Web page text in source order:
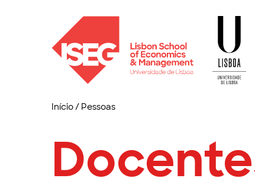
Início/ Pessoas